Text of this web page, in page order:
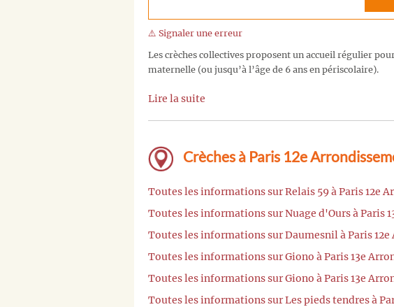
⚠️ Signaler une erreur
Les crèches collectives proposent un accueil régulier
maternelle (ou jusqu’à l’âge de 6 ans en périscolaire).
Lire la suite
Crèches à Paris 12e
Toutes les informations sur Relais 59 à Paris 12e
Toutes les informations sur Nuage d'Ours à Paris
Toutes les informations sur Daumesnil à Paris 12e
Toutes les informations sur Giono à Paris 13e
Toutes les informations sur Giono à Paris 13e
Toutes les informations sur Les pieds tendres à